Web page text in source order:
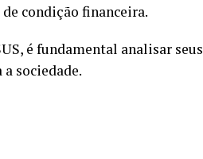
condição financeira.
é fundamental analisar seus
sociedade.